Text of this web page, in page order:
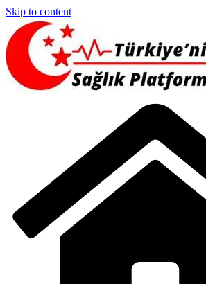
Skip to content